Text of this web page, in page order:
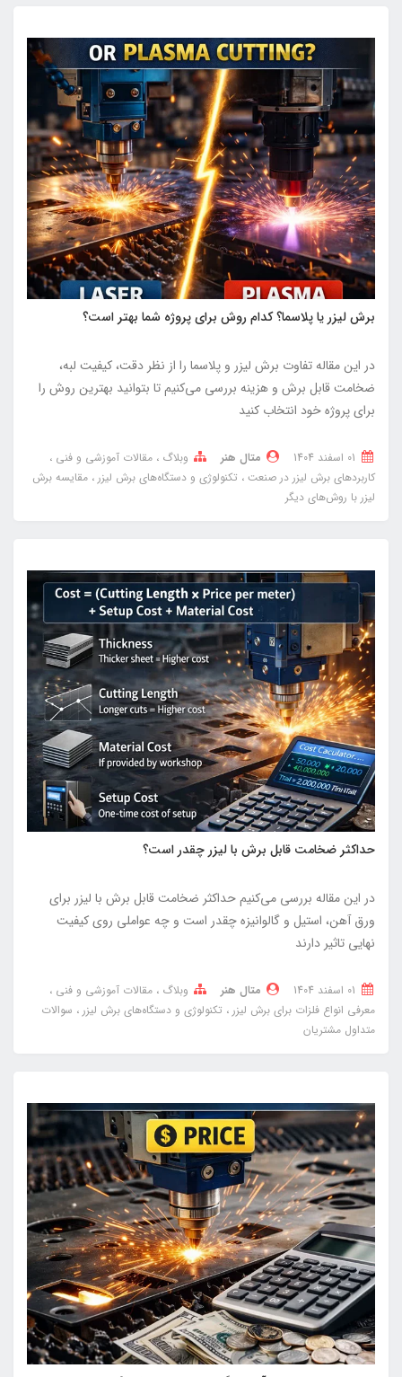
برش لیزر یا پلاسما؟ کدام روش برای پروژه شما بهتر است؟
در این مقاله تفاوت برش لیزر و پلاسما را از نظر دقت، کیفیت لبه،
ضخامت قابل برش و هزینه بررسی می‌کنیم تا بتوانید بهترین روش را
برای پروژه خود انتخاب کنید
متال هنر وبلاگ
مقالات آموزشی و فنی
کاربردهای برش لیزر در صنعت
تکنولوژی و دستگاه‌های برش لیزر
مقایسه برش
لیزر با روش‌های دیگر
حداکثر ضخامت قابل برش با لیزر چقدر است؟
در این مقاله بررسی می‌کنیم حداکثر ضخامت قابل برش با لیزر برای
ورق آهن، استیل و گالوانیزه چقدر است و چه عواملی روی کیفیت
نهایی تاثیر دارند
متال هنر وبلاگ
مقالات آموزشی و فنی
معرفی انواع فلزات برای برش لیزر
تکنولوژی و دستگاه‌های برش لیزر
سوالات
متداول مشتریان